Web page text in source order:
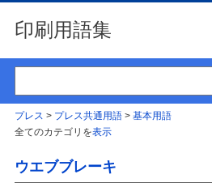
印刷用語集
プレス > プレス共通用語> 基本用語
全てのカテゴリを表示
ウエブブレーキ